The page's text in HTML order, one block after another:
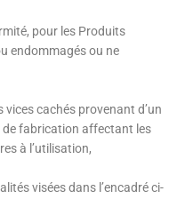
pour les Produits
endommagés ou ne
cachés provenant d’un
de fabrication affectant les
à l’utilisation,
visées dans l’encadré ci-